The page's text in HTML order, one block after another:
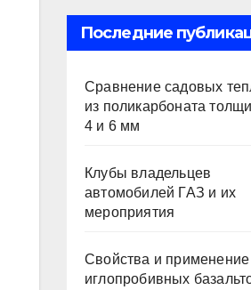
Последние
Сравнение садовых
из поликарбоната
4 и 6 мм
Клубы владельцев
автомобилей ГАЗ и их
мероприятия
Свойства и применение
иглопробивных